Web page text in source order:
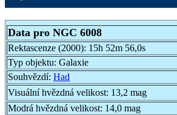
Data pro NGC 6008
Rektascenze (2000): 15h 52m 56,0s
Typ objektu: Galaxie
Souhvězdí: Had
Visuální hvězdná velikost: 13,2 mag
Modrá hvězdná velikost: 14,0 mag